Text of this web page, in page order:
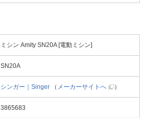
ミシン Amity SN20A [電動ミシン]
SN20A
シンガー｜Singer （ メーカーサイトへ ）
3865683